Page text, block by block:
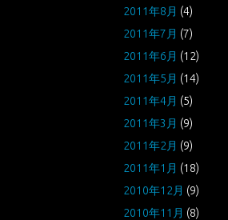
2011年8月 (4)
2011年7月 (7)
2011年6月 (12)
2011年5月 (14)
2011年4月 (5)
2011年3月 (9)
2011年2月 (9)
2011年1月 (18)
2010年12月 (9)
2010年11月 (8)